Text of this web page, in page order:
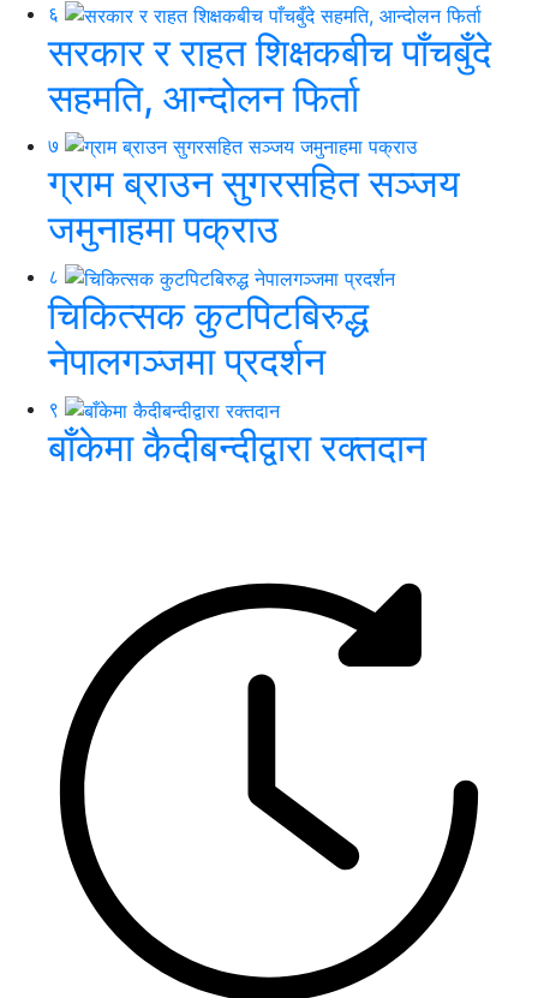
६
सरकार र राहत शिक्षकबीच पाँचबुँदे
सहमति, आन्दोलन फिर्ता
७
ग्राम ब्राउन सुगरसहित सञ्जय
जमुनाहमा पक्राउ
८
चिकित्सक कुटपिटबिरुद्ध
नेपालगञ्जमा प्रदर्शन
९
बाँकेमा कैदीबन्दीद्वारा रक्तदान